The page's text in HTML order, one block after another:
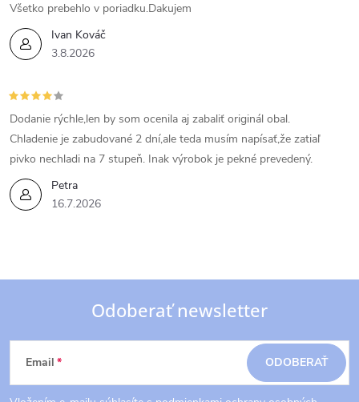
Ivan Kováč
3.8.2026
Všetko prebehlo v poriadku.Dakujem
Petra
16.7.2026
Dodanie rýchle,len by som ocenila aj zabaliť originál obal.
Chladenie je zabudované 2 dní,ale teda musím napísať,že zatiaľ
pivko nechladi na 7 stupeň. Inak výrobok je pekné prevedený.
Z
á
Odoberať newsletter
Email ODOBERAŤ